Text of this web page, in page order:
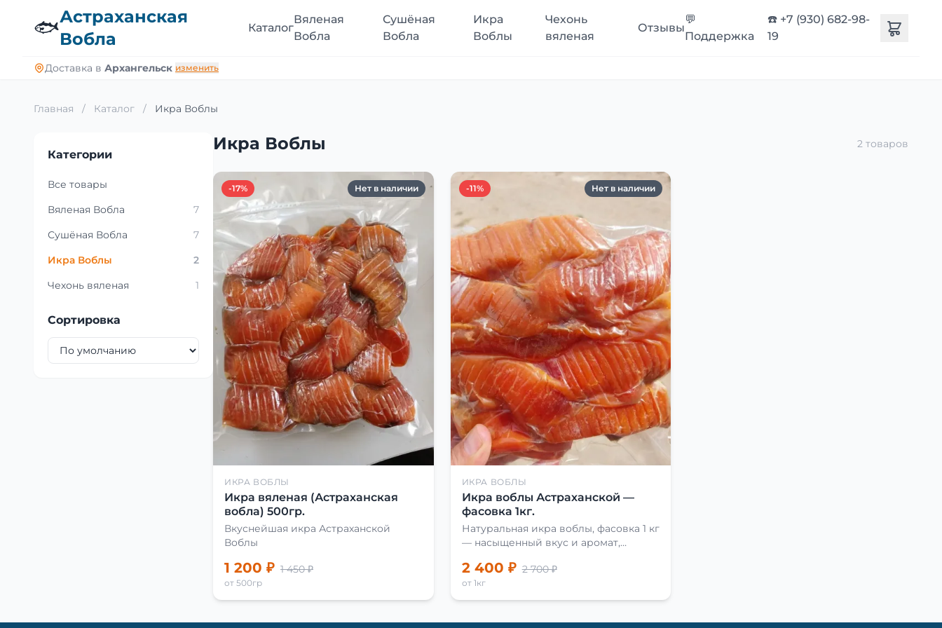
🐟Астраханская
Вобла
Каталог
Вяленая
Вобла
Сушёная
Вобла
Икра
Воблы
Чехонь
вяленая
Отзывы
💬
Поддержка
☎️ +7 (930) 682-98-
19
Доставка в Архангельск изменить
Главная / Каталог / Икра Воблы
Категории
Все товары
Вяленая Вобла
7
Сушёная Вобла
7
Икра Воблы
2
Чехонь вяленая
1
Сортировка
Икра Воблы 2 товаров
-17% Нет в наличии
ИКРА ВОБЛЫ
Икра вяленая (Астраханская
вобла) 500гр.
Вкуснейшая икра Астраханской
Воблы
1 200 ₽ 1 450 ₽
от 500гр
-11% Нет в наличии
ИКРА ВОБЛЫ
Икра воблы Астраханской —
фасовка 1кг.
Натуральная икра воблы, фасовка 1 кг
— насыщенный вкус и аромат,
приготовления блюд.
2 400 ₽ 2 700 ₽
от 1кг